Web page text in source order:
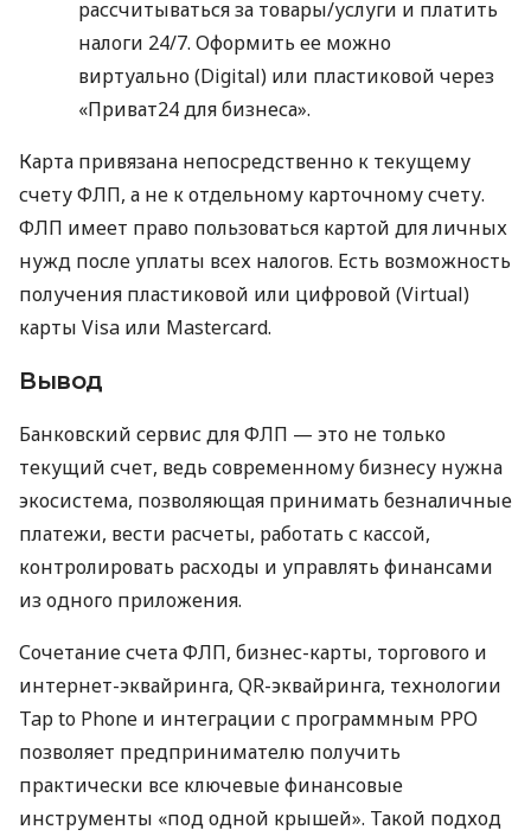
рассчитываться за товары/услуги и платить
налоги 24/7. Оформить ее можно
виртуально (Digital) или пластиковой через
«Приват24 для бизнеса».
Карта привязана непосредственно к текущему
счету ФЛП, а не к отдельному карточному счету.
ФЛП имеет право пользоваться картой для личных
нужд после уплаты всех налогов. Есть возможность
получения пластиковой или цифровой (Virtual)
карты Visa или Mastercard.
Вывод
Банковский сервис для ФЛП — это не только
текущий счет, ведь современному бизнесу нужна
экосистема, позволяющая принимать безналичные
платежи, вести расчеты, работать с кассой,
контролировать расходы и управлять финансами
из одного приложения.
Сочетание счета ФЛП, бизнес-карты, торгового и
интернет-эквайринга, QR-эквайринга, технологии
Tap to Phone и интеграции с программным РРО
позволяет предпринимателю получить
практически все ключевые финансовые
инструменты «под одной крышей». Такой подход